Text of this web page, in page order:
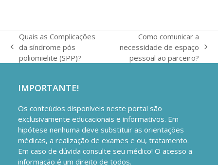
previous
post:
Quais as Complicações
da síndrome pós
poliomielite (SPP)?
next
post:
Como comunicar a
necessidade de espaço
pessoal ao parceiro?
IMPORTANTE!
Os conteúdos disponíveis neste portal são
exclusivamente educacionais e informativos. Em
hipótese nenhuma deve substituir as orientações
médicas, a realização de exames e ou, tratamento.
Em caso de dúvida consulte seu médico! O acesso a
informação é um direito de todos.